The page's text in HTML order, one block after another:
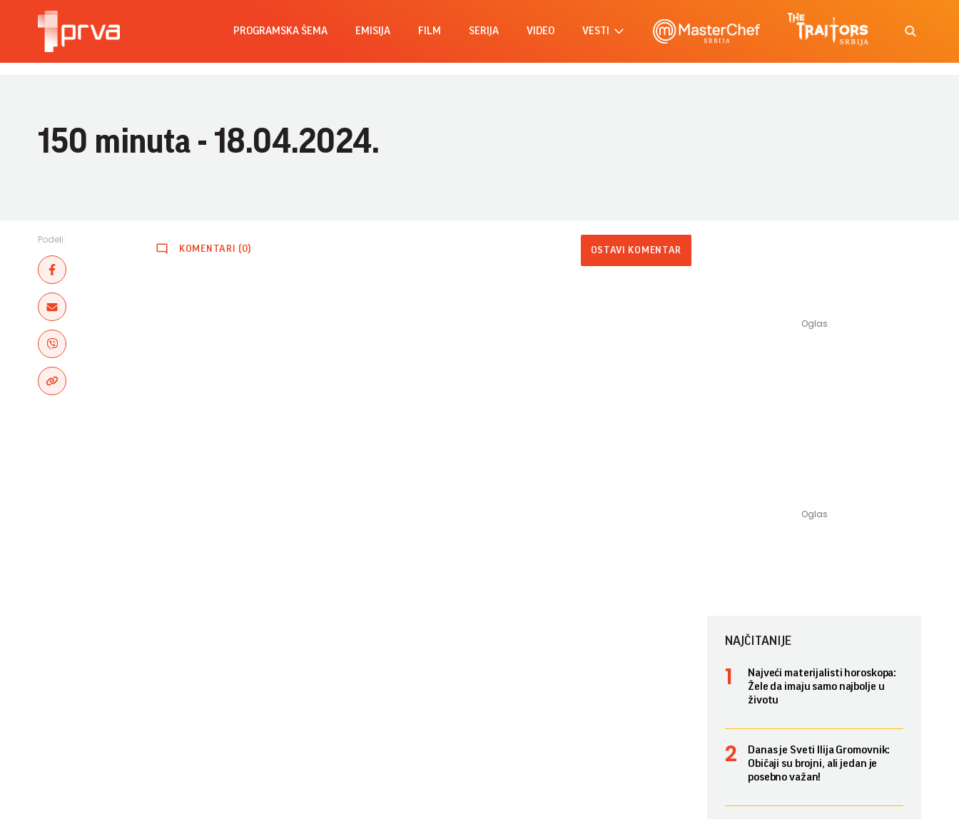
PROGRAMSKA ŠEMA EMISIJA FILM SERIJA VIDEO VESTI
150 minuta - 18.04.2024.
Podeli:
KOMENTARI (0) OSTAVI KOMENTAR
NAJČITANIJE
Najveći materijalisti horoskopa:
Žele da imaju samo najbolje u
životu
Danas je Sveti Ilija Gromovnik:
Običaji su brojni, ali jedan je
posebno važan!